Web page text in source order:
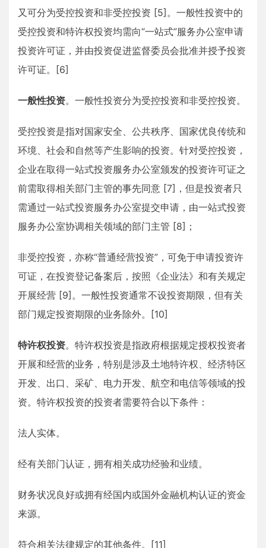
又可分为受控投资和非受控投资 [5]。一般性投资中的
受控投资和特许权投资均需向“一站式”服务办公室申请
投资许可证，并由投资促进监督委员会批准并授予投资
许可证。[6]
一般性投资。一般性投资分为受控投资和非受控投资。
受控投资是指对国家安全、公共秩序、国家优良传统和
环境、社会和自然等产生影响的投资。针对受控投资，
企业在取得一站式投资服务办公室颁发的投资许可证之
前需取得相关部门主管的事先同意 [7]，但是投资者只
需通过一站式投资服务办公室提交申请，由一站式投资
服务办公室协调相关领域的部门主管 [8]；
非受控投资，亦称“普通经营投资”，可免于申请投资许
可证，在投资登记备案后，按照《企业法》和有关规定
开展经营 [9]。一般性投资通常不设投资期限，但有关
部门规定投资期限的业务除外。[10]
特许权投资。特许权投资是指政府根据规定授权投资者
开展和经营的业务，特别是涉及土地特许权、经济特区
开发、出口、采矿、电力开发、航空和电信等领域的投
资。特许权投资的投资者需要符合以下条件：
法人实体。
经有关部门认证，拥有相关成功经验和业绩。
财务状况良好或拥有经国内或国外金融机构认证的资金
来源。
符合相关法律规定的其他条件。[11]